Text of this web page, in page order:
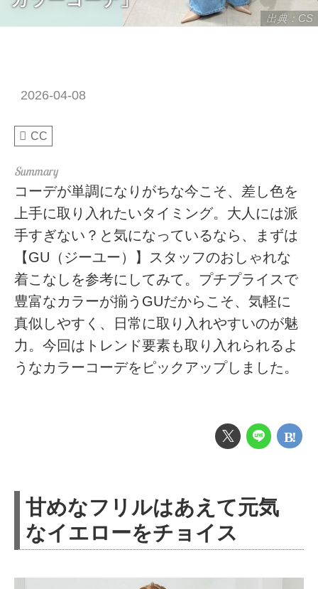
出典：CS
2026-04-08
CC
コーデが単調になりがちな今こそ、差し色を
上手に取り入れたいタイミング。大人には派
手すぎない？と気になっているなら、まずは
【GU（ジーユー）】スタッフのおしゃれな
着こなしを参考にしてみて。プチプライスで
豊富なカラーが揃うGUだからこそ、気軽に
真似しやすく、日常に取り入れやすいのが魅
力。今回はトレンド要素も取り入れられるよ
うなカラーコーデをピックアップしました。
甘めなフリルはあえて元気
なイエローをチョイス